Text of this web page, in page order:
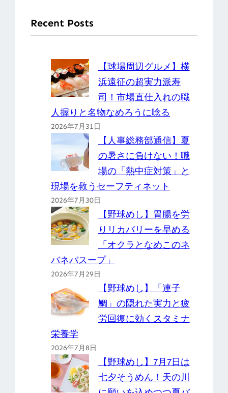
Recent Posts
【球場周辺グルメ】横
浜遠征の超実力派寿
司！市場直仕入れの職
人握りと名物なめろうに唸る
2026年7月31日
【人事総務部通信】夏
の暑さに負けない！職
場の「熱中症対策」と
現場を救うセーフティネット
2026年7月30日
【野球めし】胃腸を労
りリカバリーを早める
「オクラとなめこのネ
バネバスープ」
2026年7月29日
【野球めし】「連子
鯛」の隠れた実力と疲
労回復に効くスタミナ
栄養学
2026年7月8日
【野球めし】7月7日は
七夕そうめん！天の川